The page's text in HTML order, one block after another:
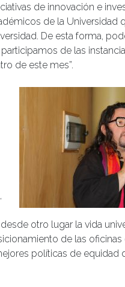
de innovación e
de la Universidad
De esta forma,
de las
de este mes”.
otro lugar la vida
de las oficinas
políticas de equidad